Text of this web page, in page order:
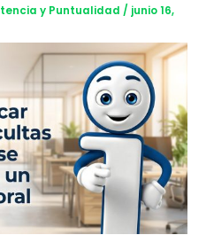
y Puntualidad / junio 16,